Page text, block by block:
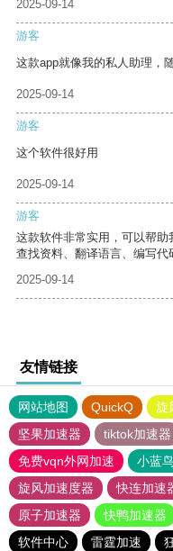
2025-09-14
游客
这款app就像我的私人助理，
2025-09-14
游客
这个软件很好用
2025-09-14
游客
这款软件非常实用，可以帮
查找资料、翻译语言、编写代
2025-09-14
友情链接
网站地图 QuickQ 旋
坚果加速器
tiktok加速器
免费vqn外网加速
小蓝
旋风加速度器
快连加速
原子加速器
快鸭加速器
软件中心
雷霆加速